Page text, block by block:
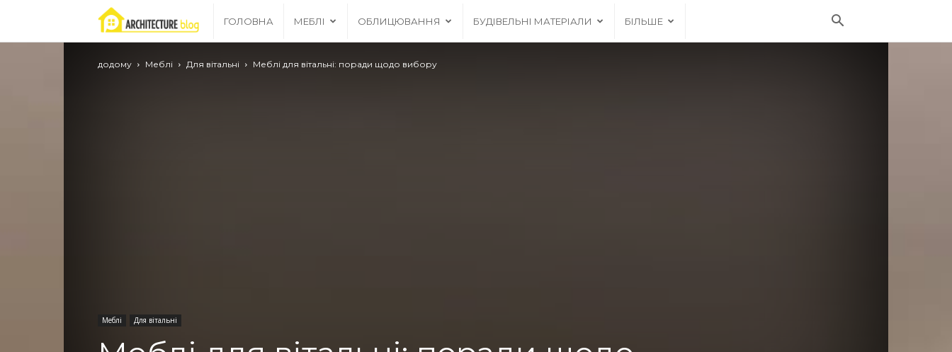
Archgrid
–
ГОЛОВНА МЕБЛІ ОБЛИЦЮВАННЯ БУДІВЕЛЬНІ МАТЕРІАЛИ БІЛЬШЕ
додому Меблі Для вітальні Меблі для вітальні: поради щодо вибору
Меблі Для вітальні